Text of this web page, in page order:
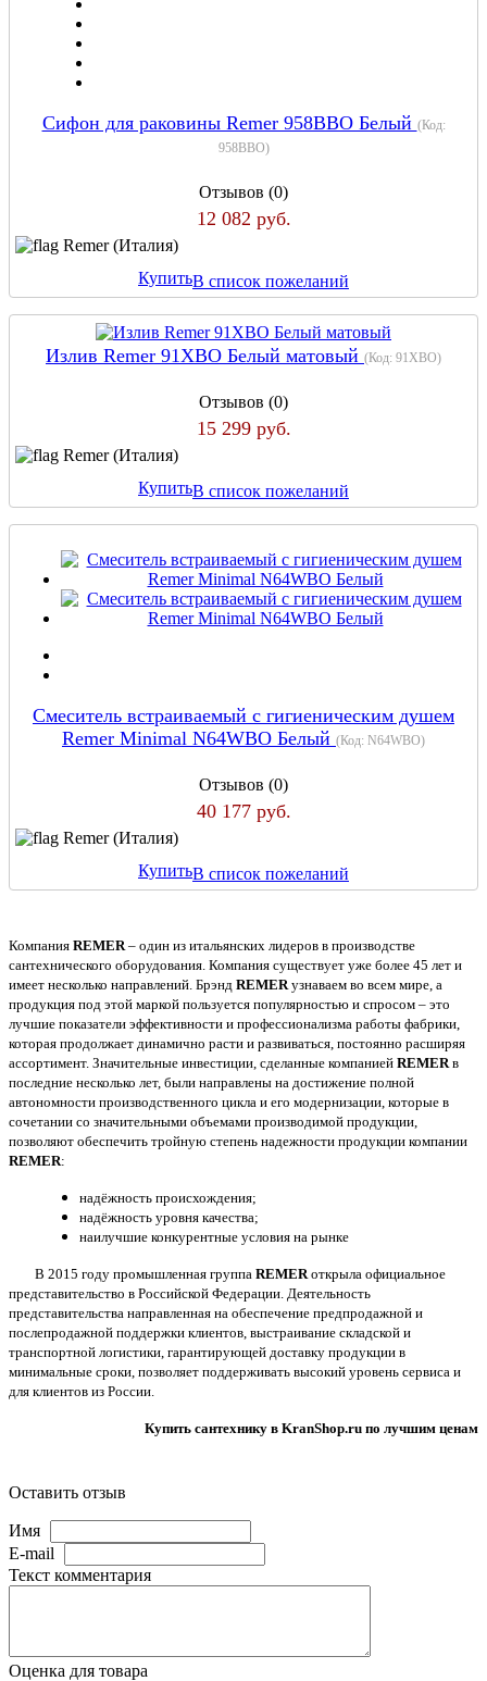
Сифон для раковины Remer 958BBO Белый (Код:
958BBO)
Отзывов (0)
12 082 руб.
Remer (Италия)
КупитьВ список пожеланий
Излив Remer 91XBO Белый матовый (Код: 91XBO)
Отзывов (0)
15 299 руб.
Remer (Италия)
КупитьВ список пожеланий
Смеситель встраиваемый с гигиеническим душем
Remer Minimal N64WBO Белый (Код: N64WBO)
Отзывов (0)
40 177 руб.
Remer (Италия)
КупитьВ список пожеланий
Компания REMER – один из итальянских лидеров в производстве
сантехнического оборудования. Компания существует уже более 45 лет и
имеет несколько направлений. Брэнд REMER узнаваем во всем мире, а
продукция под этой маркой пользуется популярностью и спросом – это
лучшие показатели эффективности и профессионализма работы фабрики,
которая продолжает динамично расти и развиваться, постоянно расширяя
ассортимент. Значительные инвестиции, сделанные компанией REMER в
последние несколько лет, были направлены на достижение полной
автономности производственного цикла и его модернизации, которые в
сочетании со значительными объемами производимой продукции,
позволяют обеспечить тройную степень надежности продукции компании
REMER:
надёжность происхождения;
надёжность уровня качества;
наилучшие конкурентные условия на рынке
В 2015 году промышленная группа REMER открыла официальное
представительство в Российской Федерации. Деятельность
представительства направленная на обеспечение предпродажной и
послепродажной поддержки клиентов, выстраивание складской и
транспортной логистики, гарантирующей доставку продукции в
минимальные сроки, позволяет поддерживать высокий уровень сервиса и
для клиентов из России.
Купить сантехнику в KranShop.ru по лучшим ценам
Оставить отзыв
Имя
E-mail
Текст комментария
Оценка для товара